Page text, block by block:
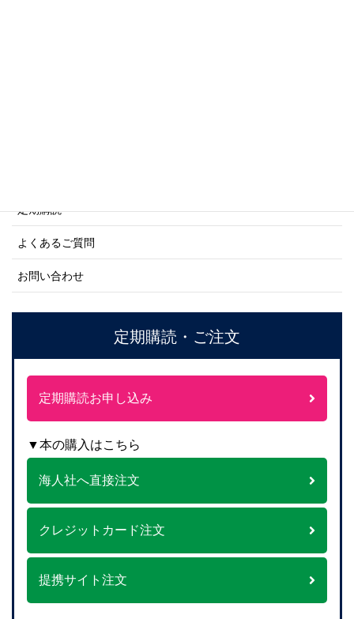
定期購読
よくあるご質問
お問い合わせ
定期購読・ご注文
定期購読お申し込み
▼本の購入はこちら
海人社へ直接注文
クレジットカード注文
提携サイト注文